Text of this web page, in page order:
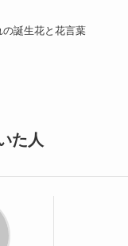
の誕生花と花言葉
た人